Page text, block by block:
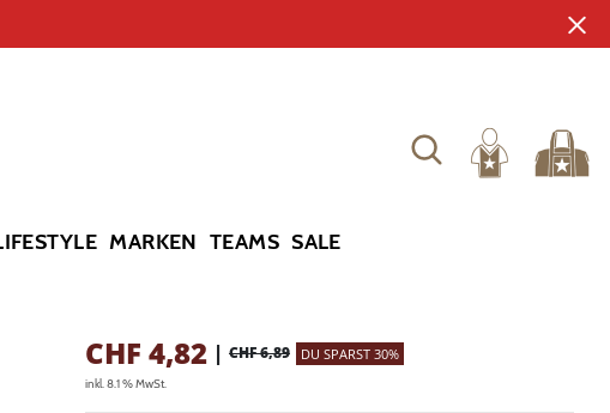
MARKEN TEAMS SALE
CHF 4,82 | CHF 6,89 DU SPARST 30%
inkl. 8.1 % MwSt.